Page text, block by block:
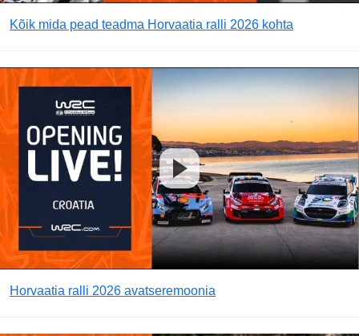
Kõik mida pead teadma Horvaatia ralli 2026 kohta
Horvaatia ralli 2026 avatseremoonia